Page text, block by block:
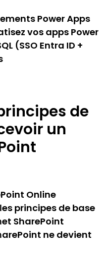
Power Apps
vos apps Power
(SSO Entra ID +
de
un
Online
principes de base
SharePoint
ne devient